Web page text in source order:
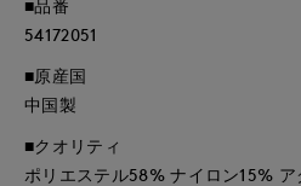
■品番
54172051
■原産国
中国製
■クオリティ
ポリエステル58% ナイロン15% ア